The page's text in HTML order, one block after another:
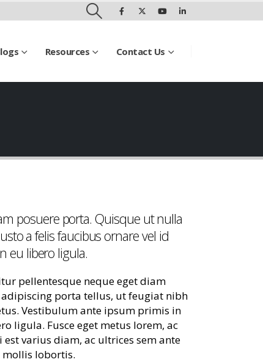
Resources Contact Us
posuere porta. Quisque ut nulla
a felis faucibus ornare vel id
eu libero ligula.
pellentesque neque eget diam
porta tellus, ut feugiat nibh
Vestibulum ante ipsum primis in
ligula. Fusce eget metus lorem, ac
varius diam, ac ultrices sem ante
mollis lobortis.